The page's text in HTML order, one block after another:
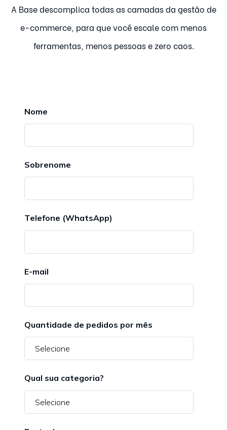
A Base descomplica todas as camadas da gestão de
e-commerce, para que você escale com menos
ferramentas, menos pessoas e zero caos.
Nome
Sobrenome
Telefone (WhatsApp)
E-mail
Quantidade de pedidos por mês
Qual sua categoria?